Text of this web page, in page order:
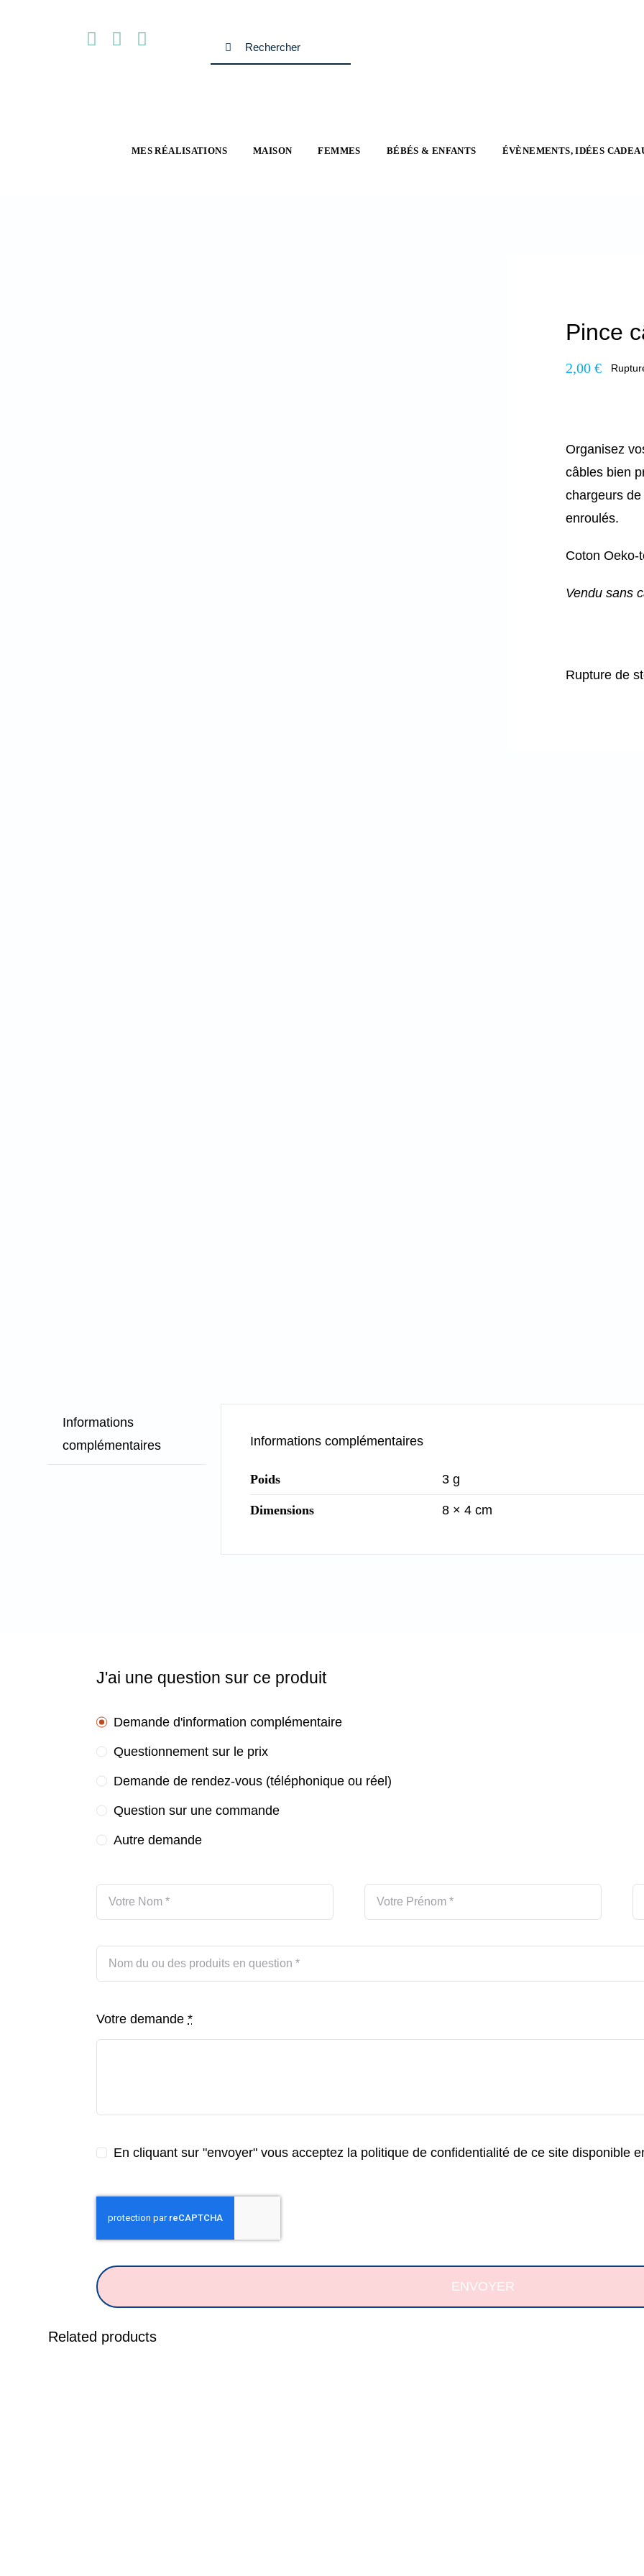
Rechercher:
MES RÉALISATIONS MAISON FEMMES BÉBÉS & ENFANTS ÉVÈNEMENTS, IDÉES
Pince
2,00 €
Organisez
câbles bien
chargeurs
enroulés.
Coton Oeko-
Vendu sans
Rupture de
Informations
complémentaires
Informations complémentaires
Poids 3 g
Dimensions 8 × 4 cm
J'ai une question sur ce produit
Demande d'information complémentaire
Questionnement sur le prix
Demande de rendez-vous (téléphonique ou réel)
Question sur une commande
Autre demande
Votre demande*
En cliquant sur "envoyer" vous acceptez la politique de confidentialité de ce site disponible
ENVOYER
Related products